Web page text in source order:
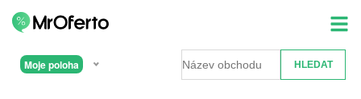
Moje poloha